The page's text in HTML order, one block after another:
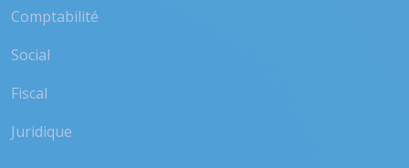
Comptabilité
Social
Fiscal
Juridique